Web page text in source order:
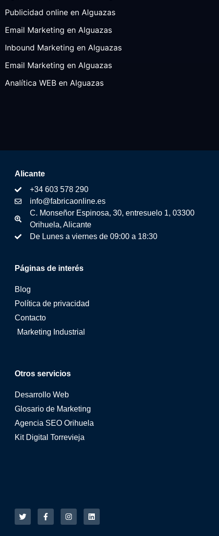
Publicidad online en Alguazas
Email Marketing en Alguazas
Inbound Marketing en Alguazas
Email Marketing en Alguazas
Analítica WEB en Alguazas
Otros servicios
Desarrollo Web
Glosario de Marketing
Agencia SEO Orihuela
Kit Digital Torrevieja
Páginas de interés
Blog
Política de privacidad
Contacto
Marketing Industrial
Alicante
+34 603 578 290
info@fabricaonline.es
C. Monseñor Espinosa, 30, entresuelo 1, 03300
Orihuela, Alicante
De Lunes a viernes de 09:00 a 18:30